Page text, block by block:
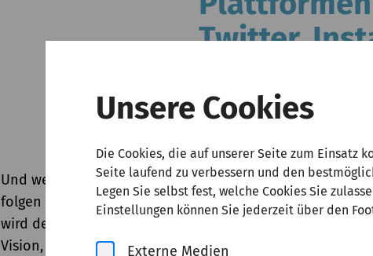
Unsere Cookies
Die Cookies, die auf unserer Seite zum Einsatz
Seite laufend zu verbessern und den
Legen Sie selbst fest, welche Cookies Sie
Einstellungen können Sie jederzeit über den
Externe Medien
Twitter,
Ray Chen
Und wenn man sieht, wie viele tausend Menschen den
folgen und über diese mit ihm – und der klassischen
wird deutlich: Der Geiger nimmt seine Botschafterrolle
Vision, aber auch einer ordentlichen Portion Humor